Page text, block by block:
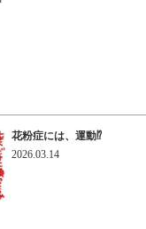
花粉症には、運動⁉
2026.03.14